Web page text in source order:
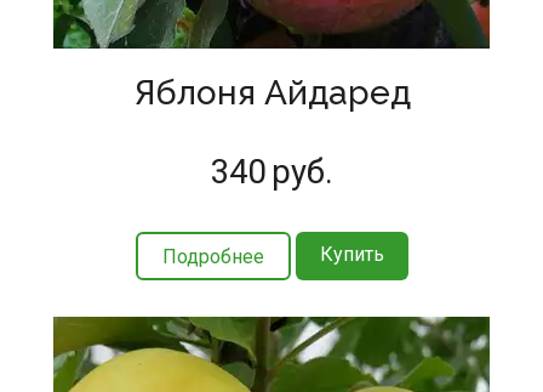
Яблоня Айдаред
340 руб.
Подробнее Купить